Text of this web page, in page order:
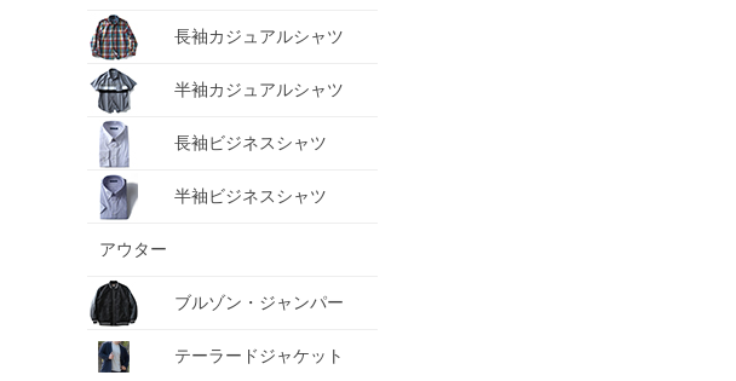
長袖カジュアルシャツ
半袖カジュアルシャツ
長袖ビジネスシャツ
半袖ビジネスシャツ
アウター
ブルゾン・ジャンパー
テーラードジャケット